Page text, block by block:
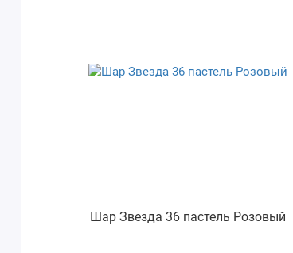
Шар Звезда 36 пастель Розовый